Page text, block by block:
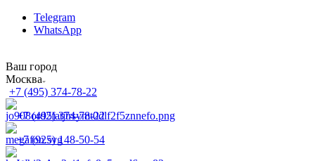
Telegram
WhatsApp
Ваш город
Москва
+7 (495) 374-78-22
+7 (495) 374-78-22
+7 (925) 148-50-54